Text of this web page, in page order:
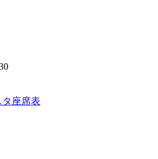
タ座席表